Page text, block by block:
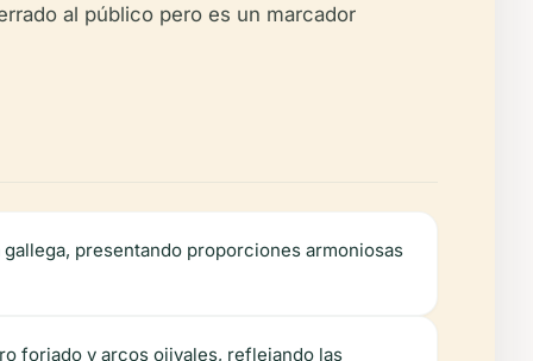
al público pero es un marcador
presentando proporciones armoniosas
forjado y arcos ojivales, reflejando las